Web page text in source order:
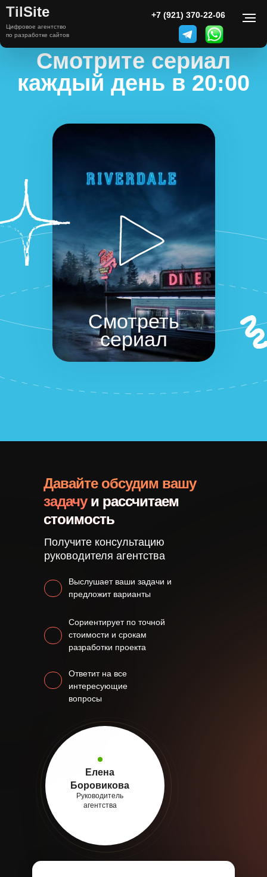
TilSite
Цифровое агентство
по разработке сайтов
+7 (921) 370-22-06
Смотрите сериал
каждый день в 20:00
Смотреть
сериал
Сориентирует по точной
стоимости и срокам
разработки проекта
Получите консультацию
руководителя агентства
Ответит на все
интересующие
вопросы
Выслушает ваши задачи и
предложит варианты
Елена
Боровикова
Руководитель
агентства
Давайте обсудим вашу
задачу и рассчитаем
стоимость